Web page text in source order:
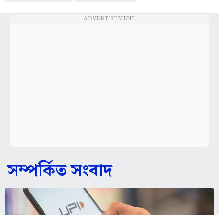
ADVERTISEMENT
সম্পর্কিত সংবাদ